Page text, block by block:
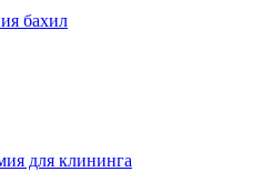
бахил
для клининга